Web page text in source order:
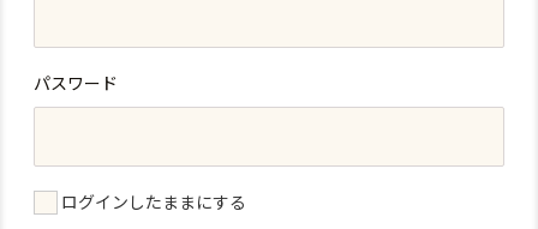
パスワード
ログインしたままにする